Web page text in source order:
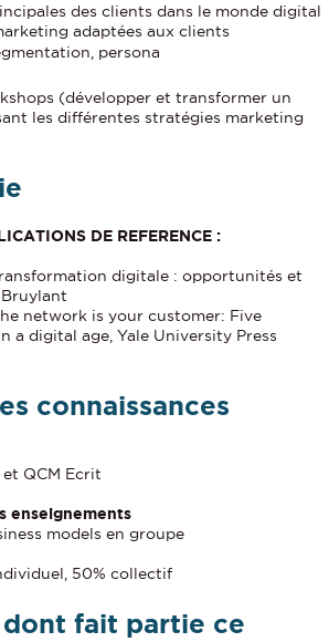
des clients dans le monde digital
adaptées aux clients
persona
(développer et transformer un
les différentes stratégies marketing
DE REFERENCE :
digitale : opportunités et
Bruylant
network is your customer: Five
a digital age, Yale University Press
connaissances
QCM Ecrit
enseignements
models en groupe
50% collectif
fait partie ce